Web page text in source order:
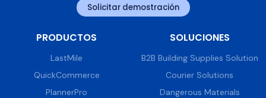
Solicitar demostración
PRODUCTOS
LastMile
QuickCommerce
PlannerPro
SOLUCIONES
B2B Building Supplies Solution
Courier Solutions
Dangerous Materials